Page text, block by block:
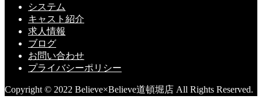
システム
キャスト紹介
求人情報
ブログ
お問い合わせ
プライバシーポリシー
Copyright © 2022 Believe×Believe道頓堀店 All Rights Reserved.